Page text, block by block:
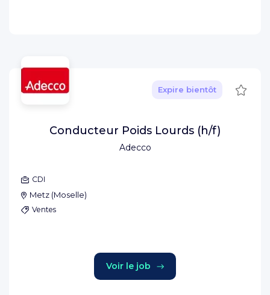
Adecco
Expire bientôt
Conducteur Poids Lourds (h/f)
CDI
Metz (Moselle)
Ventes
Voir le job